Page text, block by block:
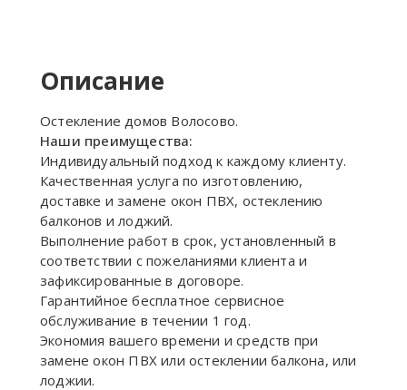
Описание
Остекление домов Волосово.
Наши преимущества:
Индивидуальный подход к каждому клиенту.
Качественная услуга по изготовлению,
доставке и замене окон ПВХ, остеклению
балконов и лоджий.
Выполнение работ в срок, установленный в
соответствии с пожеланиями клиента и
зафиксированные в договоре.
Гарантийное бесплатное сервисное
обслуживание в течении 1 год.
Экономия вашего времени и средств при
замене окон ПВХ или остеклении балкона, или
лоджии.